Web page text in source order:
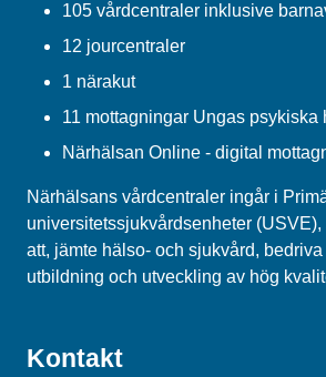
105 vårdcentraler inklusive
12 jourcentraler
1 närakut
11 mottagningar Ungas psykiska
Närhälsan Online - digital
Närhälsans vårdcentraler ingår i
universitetssjukvårdsenheter
att, jämte hälso- och sjukvård,
utbildning och utveckling av hög
Kontakt